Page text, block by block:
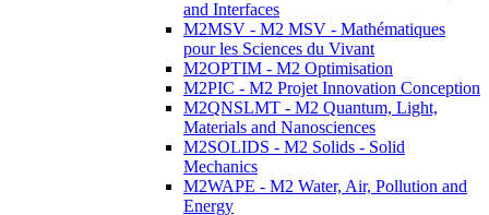
and Interfaces
M2MSV - M2 MSV - Mathématiques
pour les Sciences du Vivant
M2OPTIM - M2 Optimisation
M2PIC - M2 Projet Innovation Conception
M2QNSLMT - M2 Quantum, Light,
Materials and Nanosciences
M2SOLIDS - M2 Solids - Solid
Mechanics
M2WAPE - M2 Water, Air, Pollution and
Energy